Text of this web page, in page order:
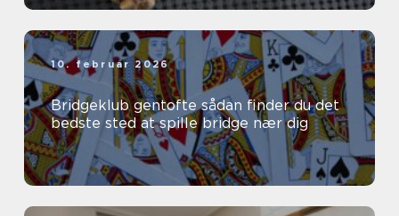
10. februar 2026
Bridgeklub gentofte sådan finder du det
bedste sted at spille bridge nær dig